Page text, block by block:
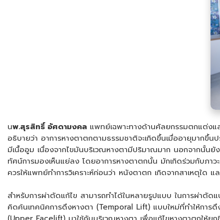
นพ.สุรสิทธิ์ อัศดามงคล แพทย์เฉพาะทางด้านศัลยกรรมตกแต่ง
อธิบายว่า อาการหางตาตกตามธรรมชาติจะเกิดขึ้นเมื่ออายุมาก
มีเนื้ออูม เนื่องจากไขมันบริเวณหางตามีปริมาณมาก นอกจากนั้นยั
ทัศน์การมองเห็นแย่ลง โดยอาการหางตาตกนั้น มักเกิดร่วมกับภ
ควรให้แพทย์ทำการวิเคราะห์ก่อนว่า หนังตาตก เกิดจากสาเหตุใด แ
สำหรับการผ่าตัดแก้ไข สามารถทำได้ในหลายรูปแบบ ในการผ่าตั
คิดค้นเทคนิคการดึงหางตา (Temporal Lift) แบบใหม่ที่ทำให้การ